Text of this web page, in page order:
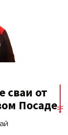
сваи от
Посаде